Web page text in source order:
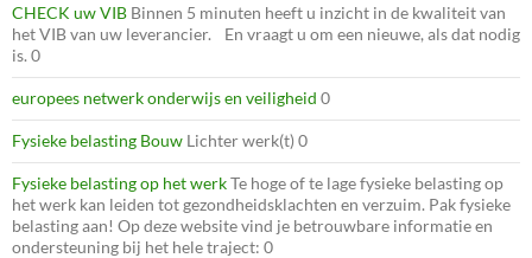
CHECK uw VIB Binnen 5 minuten heeft u inzicht in de kwaliteit van
het VIB van uw leverancier. En vraagt u om een nieuwe, als dat nodig
is. 0
europees netwerk onderwijs en veiligheid 0
Fysieke belasting Bouw Lichter werk(t) 0
Fysieke belasting op het werkTe hoge of te lage fysieke belasting op
het werk kan leiden tot gezondheidsklachten en verzuim. Pak fysieke
belasting aan! Op deze website vind je betrouwbare informatie en
ondersteuning bij het hele traject: 0